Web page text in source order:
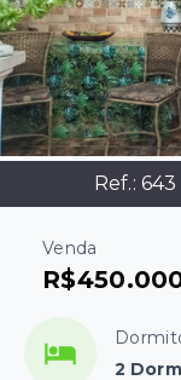
Ref.: 643
Venda
2